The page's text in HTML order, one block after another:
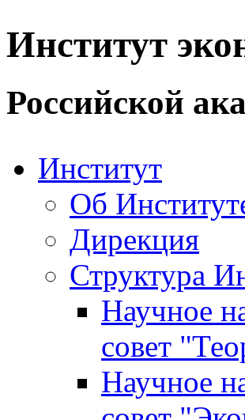
Институт
Российской
Институт
Об
Дирекция
Структура
Научное
совет
Научное